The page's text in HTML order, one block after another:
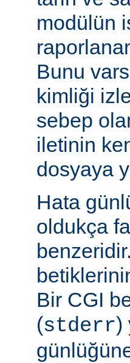
modülün
Bunu
kimliği
sebep
iletinin
dosyaya
Hata
oldukça
Bir CGI
(stderr)